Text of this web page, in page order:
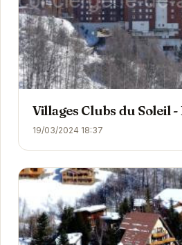
Villages Clubs du Soleil -
19/03/2024 18:37